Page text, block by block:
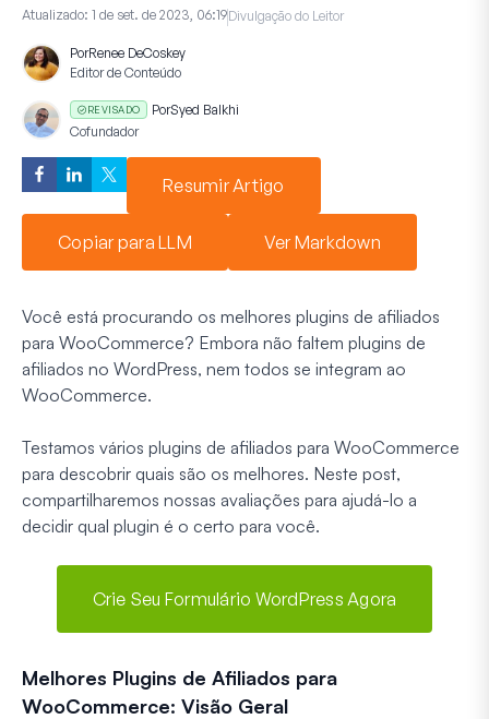
Atualizado: 1 de set. de 2023, 06:19Divulgação do Leitor
PorRenee DeCoskey
Editor de Conteúdo
REVISADO PorSyed Balkhi
Cofundador
Resumir Artigo
Copiar para LLM Ver Markdown
Você está procurando os melhores plugins de afiliados
para WooCommerce? Embora não faltem plugins de
afiliados no WordPress, nem todos se integram ao
WooCommerce.
Testamos vários plugins de afiliados para WooCommerce
para descobrir quais são os melhores. Neste post,
compartilharemos nossas avaliações para ajudá-lo a
decidir qual plugin é o certo para você.
Crie Seu Formulário WordPress Agora
Melhores Plugins de Afiliados para
WooCommerce: Visão Geral